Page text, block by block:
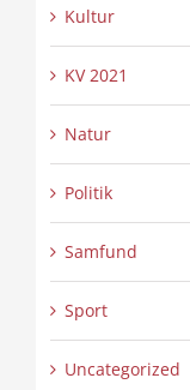
Kultur
KV 2021
Natur
Politik
Samfund
Sport
Uncategorized